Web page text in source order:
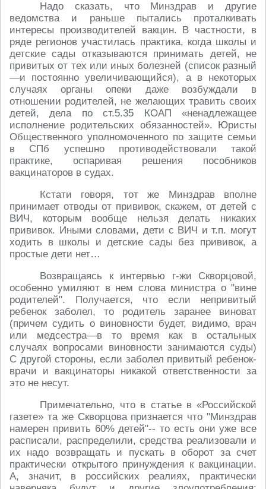
Надо сказать, что Минздрав и другие
ведомства и раньше пытались проталкивать
интересы производителей вакцин. В частности, в
ряде регионов участилась практика, когда школы и
детские сады отказываются принимать детей, не
привитых от тех или иных болезней (список разный
—и постоянно увеличивающийся), а в некоторых
случаях органы опеки даже возбуждали в
отношении родителей, не желающих травить своих
детей, дела по ст.5.35 КОАП «ненадлежащее
исполнение родительских обязанностей». Юристы
Общественного уполномоченного по защите семьи
в СПб успешно противодействовали такой
практике, оспаривая решения пособников
вакцинаторов в судах.
Кстати говоря, тот же Минздрав вполне
принимает отводы от прививок, скажем, от детей с
ВИЧ, которым вообще нельзя делать никаких
прививок. Иными словами, дети с ВИЧ и т.п. могут
ходить в школы и детские сады без прививок, а
простые дети нет…
Возвращаясь к интервью г-жи Скворцовой,
особенно умиляют в нем слова министра о "вине
родителей". Получается, что если непривитый
ребенок заболел, то родитель заранее виноват
(причем судить о виновности будет, видимо, врач
или медсестра—в то время как в остальных
случаях вопросами виновности занимаются суды)
С другой стороны, если заболел привитый ребенок-
врачи и вакцинаторы никакой ответственности за
это не несут.
Примечательно, что в статье в «Российской
газете» та же Скворцова признается что "Минздрав
намерен привить 60% детей"-- то есть они уже все
расписали, распределили, средства реализовали и
их надо возвращать и пускать в оборот за счет
практически открытого принуждения к вакцинации.
А, значит, в российских реалиях, практически